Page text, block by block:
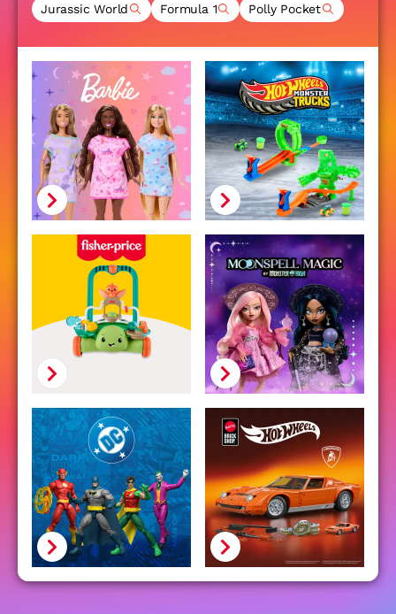
Jurassic World
Formula 1 Polly Pocket